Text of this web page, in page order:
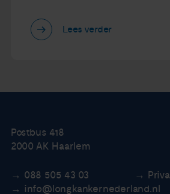
Lees verder
Postbus 418
2000 AK Haarlem
088 505 43 03
info@longkankernederland.nl